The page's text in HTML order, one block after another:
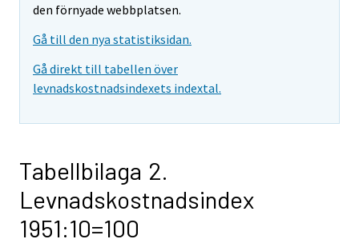
den förnyade webbplatsen.
Gå till den nya statistiksidan.
Gå direkt till tabellen över
levnadskostnadsindexets indextal.
Tabellbilaga 2.
Levnadskostnadsindex
1951:10=100